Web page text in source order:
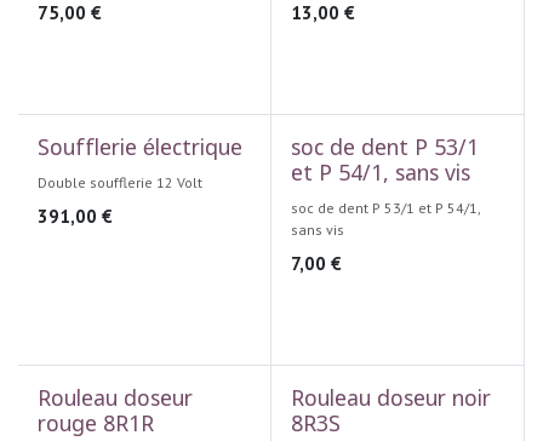
75,00 € 13,00 €
Soufflerie électrique
Double soufflerie 12 Volt
391,00 €
soc de dent P 53/1
et P 54/1, sans vis
soc de dent P 53/1 et P 54/1,
sans vis
7,00 €
Rouleau doseur
rouge 8R1R
Rouleau doseur noir
8R3S